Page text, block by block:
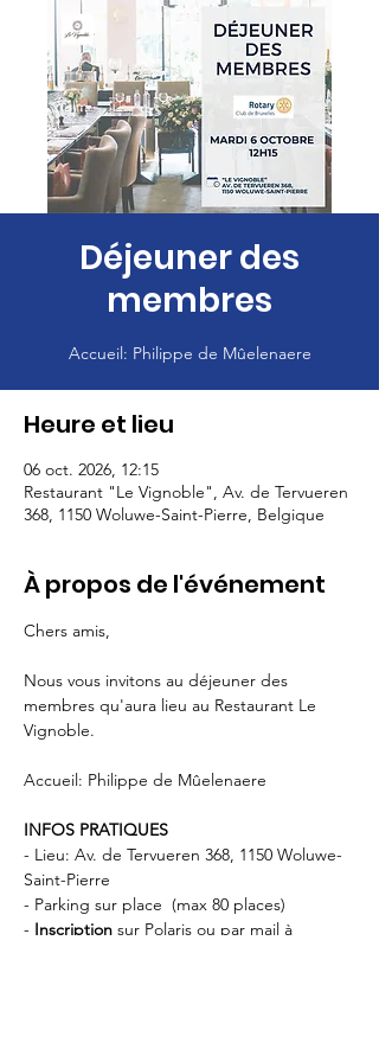
Déjeuner des
membres
Accueil: Philippe de Mûelenaere
Heure et lieu
06 oct. 2026, 12:15
Restaurant "Le Vignoble", Av. de Tervueren
368, 1150 Woluwe-Saint-Pierre, Belgique
À propos de l'événement
Chers amis,
Nous vous invitons au déjeuner des
membres qu'aura lieu au Restaurant Le
Vignoble.
Accueil: Philippe de Mûelenaere
INFOS PRATIQUES
- Lieu: Av. de Tervueren 368, 1150 Woluwe-
Saint-Pierre
- Parking sur place  (max 80 places)
- Inscription sur Polaris ou par mail à